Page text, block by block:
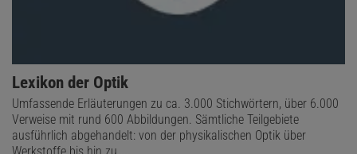
Lexikon der Optik
Umfassende Erläuterungen zu ca. 3.000 Stichwörtern, über 6.000
Verweise mit rund 600 Abbildungen. Sämtliche Teilgebiete
ausführlich abgehandelt: von der physikalischen Optik über